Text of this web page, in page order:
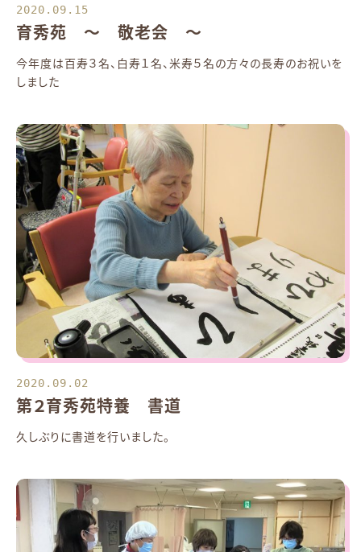
2020.09.15
育秀苑 ～ 敬老会 ～
今年度は百寿３名、白寿１名、米寿５名の方々の長寿のお祝いを
しました
2020.09.02
第２育秀苑特養 書道
久しぶりに書道を行いました。